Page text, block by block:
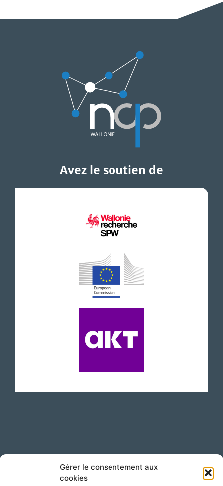
Gérer le consentement aux
cookies
Avez le soutien de
Suivez-nous sur LinkedIn !